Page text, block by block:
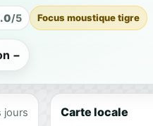
/5 Focus moustique tigre
−
jours Carte locale